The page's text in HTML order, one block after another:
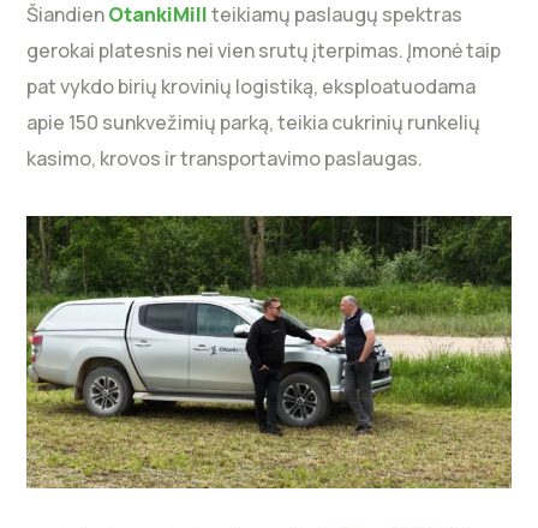
ŠiandienOtankiMillteikiamų paslaugų spektras
gerokai platesnis nei vien srutų įterpimas. Įmonė taip
pat vykdo birių krovinių logistiką, eksploatuodama
apie 150 sunkvežimių parką, teikia cukrinių runkelių
kasimo, krovos ir transportavimo paslaugas.